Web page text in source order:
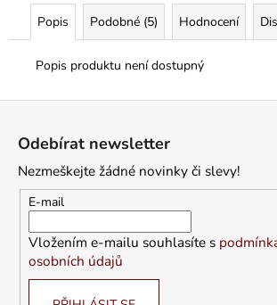
Popis Podobné (5) Hodnocení
Popis produktu není dostupný
Odebírat newsletter
Nezmeškejte žádné novinky či slevy!
E-mail
Vložením e-mailu souhlasíte s
osobních údajů